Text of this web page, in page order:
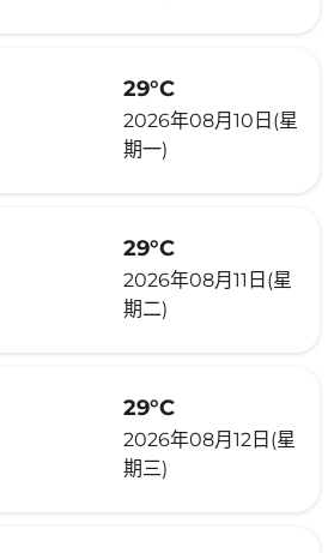
29°C
2026年08月10日(星
期一)
29°C
2026年08月11日(星
期二)
29°C
2026年08月12日(星
期三)